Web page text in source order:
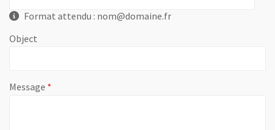
Format attendu : nom@domaine.fr
Object
Message , champ obligatoire